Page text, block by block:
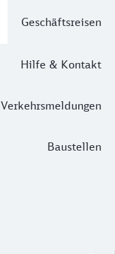
Geschäftsreisen
Hilfe & Kontakt
Verkehrsmeldungen
Baustellen